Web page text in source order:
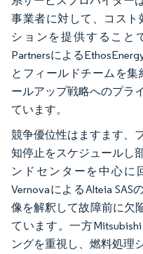
事業者に対して、コスト
ションを提供すること
Partnersによる
とフィールドチームを
ールアップ戦略へのプラ
ています。
競争優位性はますます、
知停止をスケジュールし
ンドセンターを中心に
VernovaによるAlteia
像を解釈して故障前に欠
ています。一方
ングを重視し、燃料処理